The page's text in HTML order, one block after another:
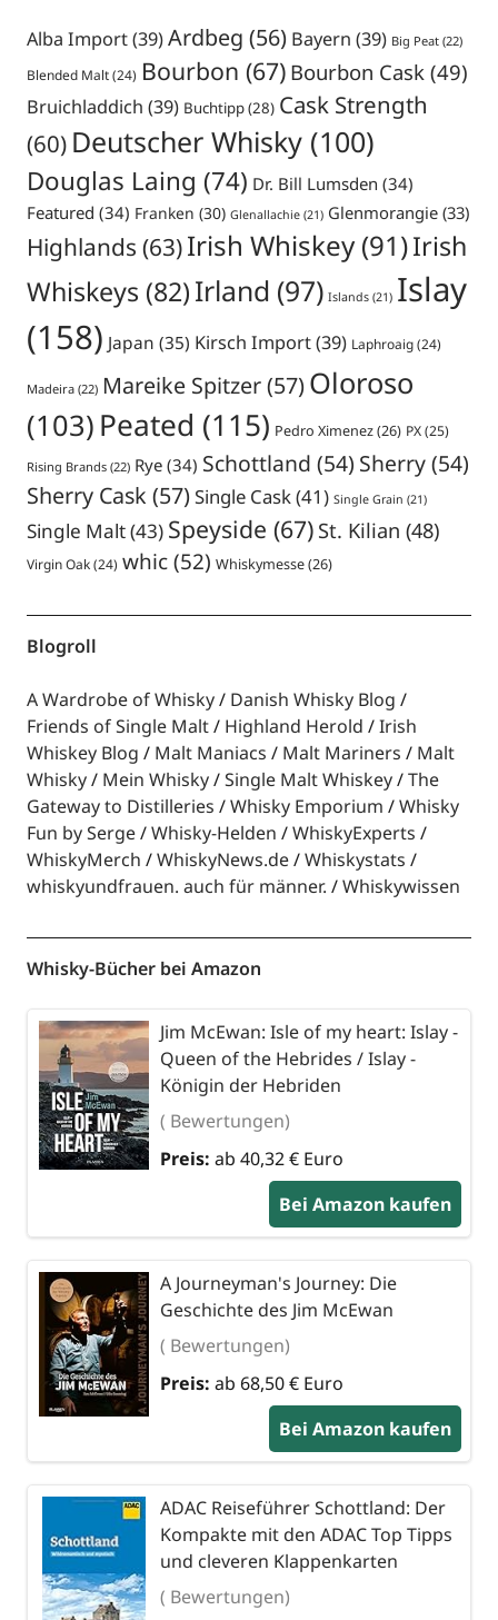
Alba Import(39)Ardbeg (56) Bayern (39) Big Peat(22)
Blended Malt(24) Bourbon (67) Bourbon Cask(49)
Bruichladdich (39) Buchtipp(28) Cask Strength
(60) Deutscher Whisky(100)
Douglas Laing (74) Dr. Bill Lumsden (34)
Featured (34) Franken (30) Glenallachie(21) Glenmorangie(33)
Highlands (63)Irish Whiskey(91)Irish
Whiskeys (82)Irland (97) Islands(21) Islay
(158) Japan (35) Kirsch Import(39) Laphroaig(24)
Madeira(22) Mareike Spitzer(57)Oloroso
(103) Peated (115) Pedro Ximenez(26) PX(25)
Rising Brands(22) Rye(34) Schottland (54) Sherry(54)
Sherry Cask (57)Single Cask(41) Single Grain (21)
Single Malt(43) Speyside (67) St. Kilian (48)
Virgin Oak(24) whic(52) Whiskymesse(26)
Blogroll
A Wardrobe of Whisky
Danish Whisky Blog
Friends of Single Malt
Highland Herold
Irish
Whiskey Blog
Malt Maniacs Malt Mariners
Malt
Whisky
Mein Whisky Single Malt Whiskey
The
Gateway to Distilleries
Whisky Emporium
Whisky
Fun by Serge
Whisky-Helden
WhiskyExperts
WhiskyMerch
WhiskyNews.de
Whiskystats
whiskyundfrauen. auch für männer.
Whiskywissen
Whisky-Bücher bei Amazon
Jim McEwan: Isle of my heart: Islay -
Queen of the Hebrides / Islay -
Königin der Hebriden
( Bewertungen)
Preis: ab 40,32 € Euro
Bei Amazon kaufen
A Journeyman's Journey: Die
Geschichte des Jim McEwan
( Bewertungen)
Preis: ab 68,50 € Euro
Bei Amazon kaufen
ADAC Reiseführer Schottland: Der
Kompakte mit den ADAC Top Tipps
und cleveren Klappenkarten
( Bewertungen)